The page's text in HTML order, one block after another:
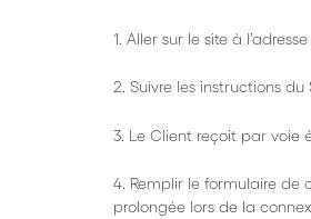
1. Aller sur le site à
2. Suivre les instructions
3. Le Client reçoit par voie
4. Remplir le formulaire de
prolongée lors de la